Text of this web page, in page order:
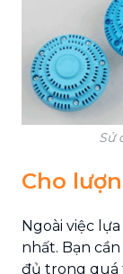
Sử
Cho
Ngoài việc
nhất. Bạn
đủ trong quá